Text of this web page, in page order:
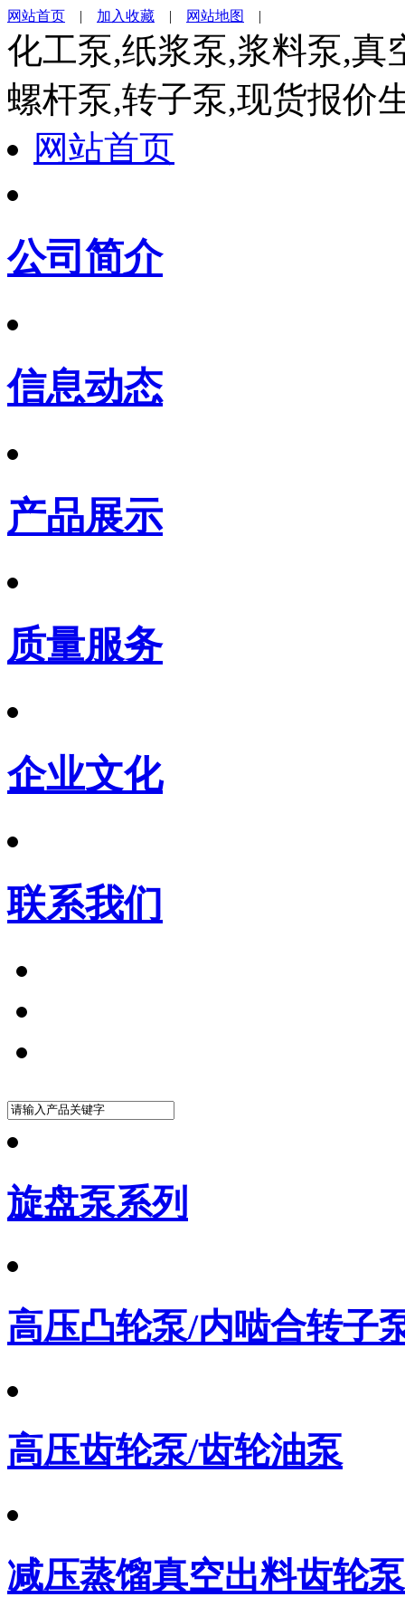
网站首页 | 加入收藏 | 网站地图 |
化工泵,纸浆泵,浆料泵,真
螺杆泵,转子泵,现货报价
网站首页
公司简介
信息动态
产品展示
质量服务
企业文化
联系我们
旋盘泵系列
高压凸轮泵/内啮合转子
高压齿轮泵/齿轮油泵
减压蒸馏真空出料齿轮泵